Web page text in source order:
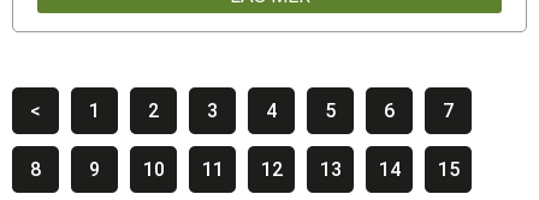
< 1 2 3 4 5 6 7
8 9 10 11 12 13 14 15